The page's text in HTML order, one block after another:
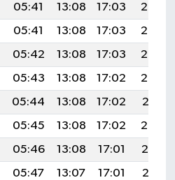
05:41 13:08 17:03
20:25
05:41 13:08 17:03
20:24
05:42 13:08 17:03
20:23
05:43 13:08 17:02
20:22
05:44 13:08 17:02
20:21
05:45 13:08 17:02
20:20
05:46 13:08 17:01
20:19
05:47 13:07 17:01
20:18